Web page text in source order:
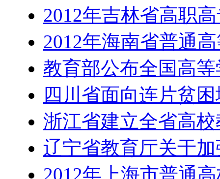
2012年吉林省高职
2012年海南省普通
教育部公布全国高
四川省面向连片贫
浙江省建立全省高
辽宁省教育厅关于
2012年上海市普通